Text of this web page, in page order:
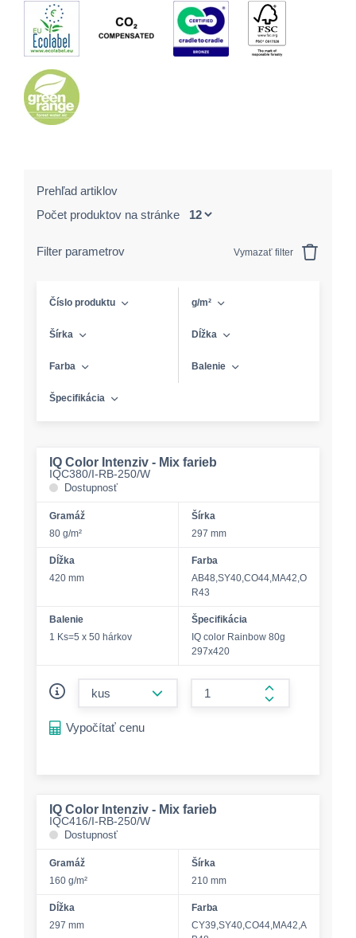
Prehľad artiklov
Počet produktov na stránke
Filter parametrov Vymazať filter
Číslo produktu g/m²
Šírka Dĺžka
Farba Balenie
Špecifikácia
IQ Color Intenziv - Mix farieb
IQC380/I-RB-250/W
Dostupnosť
Gramáž
80 g/m²
Šírka
297 mm
Dĺžka
420 mm
Farba
AB48,SY40,CO44,MA42,O
R43
Balenie
1 Ks=5 x 50 hárkov
Špecifikácia
IQ color Rainbow 80g
297x420
form.increase-
Vypočítať cenu
IQ Color Intenziv - Mix farieb
IQC416/I-RB-250/W
Dostupnosť
Gramáž
160 g/m²
Šírka
210 mm
Dĺžka
297 mm
Farba
CY39,SY40,CO44,MA42,A